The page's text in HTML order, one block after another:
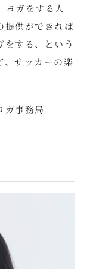
ヨガをする人
提供ができれば
をする、という
、サッカーの楽
ガ事務局